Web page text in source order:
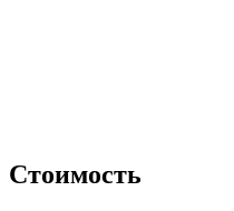
Стоимость